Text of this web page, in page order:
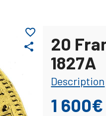
share
favorite_border
20
1827A
Description
1 600€